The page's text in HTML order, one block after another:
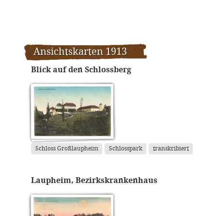
Ansichtskarten 1913
Blick auf den Schlossberg
Schloss Großlaupheim Schlosspark transkribiert
Laupheim, Bezirkskrankenhaus